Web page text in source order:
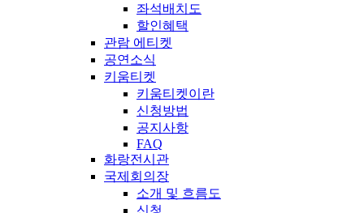
좌석배치도
할인혜택
관람 에티켓
공연소식
키움티켓
키움티켓이란
신청방법
공지사항
FAQ
화랑전시관
국제회의장
소개 및 흐름도
신청